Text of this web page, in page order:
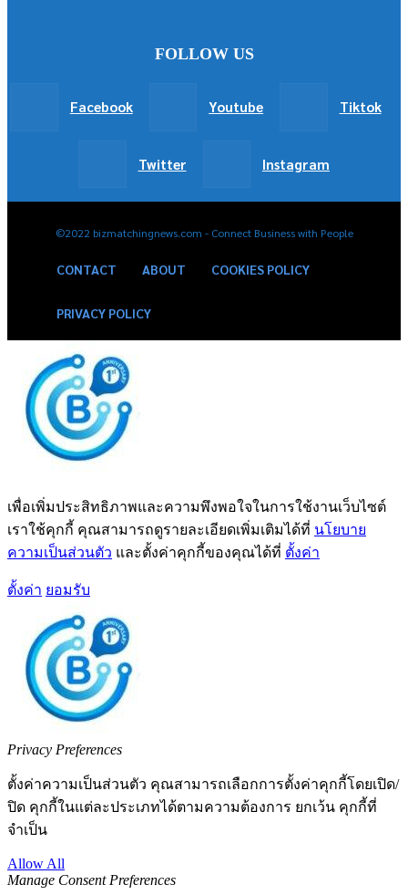
FOLLOW US
Facebook Youtube Tiktok
Twitter Instagram
©2022 bizmatchingnews.com - Connect Business with People
CONTACT ABOUT COOKIES POLICY
PRIVACY POLICY
เพื่อเพิ่มประสิทธิภาพและความพึงพอใจในการใช้งานเว็บไซต์
เราใช้คุกกี้ คุณสามารถดูรายละเอียดเพิ่มเติมได้ที่ นโยบาย
ความเป็นส่วนตัว และตั้งค่าคุกกี้ของคุณได้ที่ ตั้งค่า
ตั้งค่า ยอมรับ
Privacy Preferences
ตั้งค่าความเป็นส่วนตัว คุณสามารถเลือกการตั้งค่าคุกกี้โดยเปิด/
ปิด คุกกี้ในแต่ละประเภทได้ตามความต้องการ ยกเว้น คุกกี้ที่
จำเป็น
Allow All
Manage Consent Preferences